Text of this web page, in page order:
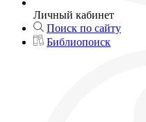
Личный кабинет
Поиск по сайту
Библиопоиск